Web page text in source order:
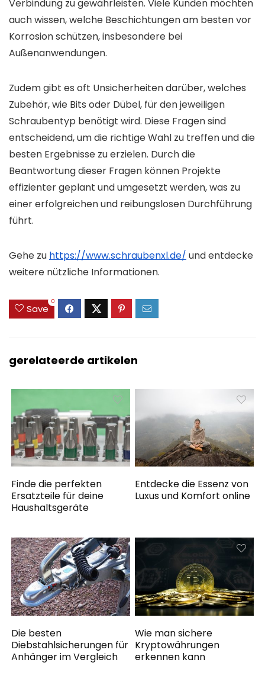
Verbindung zu gewährleisten. Viele Kunden möchten
auch wissen, welche Beschichtungen am besten vor
Korrosion schützen, insbesondere bei
Außenanwendungen.
Zudem gibt es oft Unsicherheiten darüber, welches
Zubehör, wie Bits oder Dübel, für den jeweiligen
Schraubentyp benötigt wird. Diese Fragen sind
entscheidend, um die richtige Wahl zu treffen und die
besten Ergebnisse zu erzielen. Durch die
Beantwortung dieser Fragen können Projekte
effizienter geplant und umgesetzt werden, was zu
einer erfolgreichen und reibungslosen Durchführung
führt.
Gehe zu https://www.schraubenxl.de/ und entdecke
weitere nützliche Informationen.
Save
0
gerelateerde artikelen
Finde die perfekten
Ersatzteile für deine
Haushaltsgeräte
Entdecke die Essenz von
Luxus und Komfort online
Die besten
Diebstahlsicherungen für
Anhänger im Vergleich
Wie man sichere
Kryptowährungen
erkennen kann